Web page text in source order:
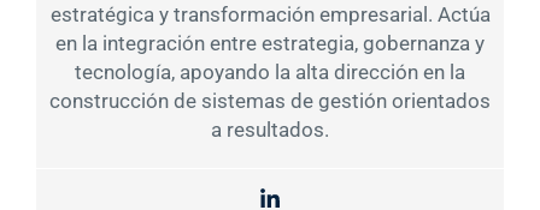
estratégica y transformación empresarial. Actúa
en la integración entre estrategia, gobernanza y
tecnología, apoyando la alta dirección en la
construcción de sistemas de gestión orientados
a resultados.